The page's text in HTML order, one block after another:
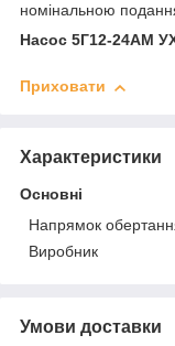
номінальною
Насос 5Г12-24АМ
Приховати
Характеристики
Основні
Напрямок
Виробник
Умови доставки